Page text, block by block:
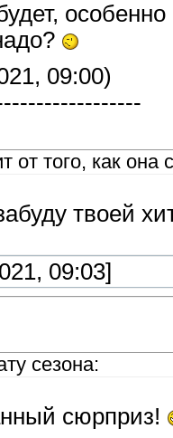
09:00)
того, как она
твоей
09:03]
сезона:
сюрприз!